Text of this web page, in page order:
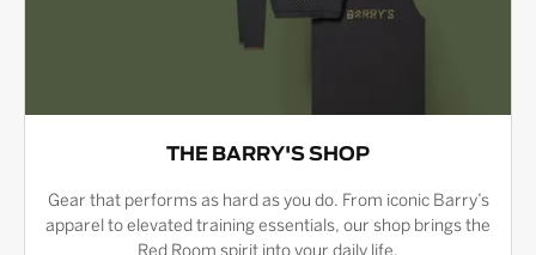
THE BARRY'S SHOP
Gear that performs as hard as you do. From iconic Barry’s
apparel to elevated training essentials, our shop brings the
Red Room spirit into your daily life.